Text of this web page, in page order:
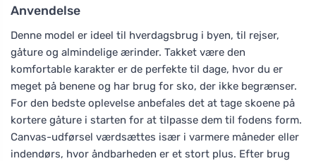
Anvendelse
Denne model er ideel til hverdagsbrug i byen, til rejser,
gåture og almindelige ærinder. Takket være den
komfortable karakter er de perfekte til dage, hvor du er
meget på benene og har brug for sko, der ikke begrænser.
For den bedste oplevelse anbefales det at tage skoene på
kortere gåture i starten for at tilpasse dem til fodens form.
Canvas-udførsel værdsættes især i varmere måneder eller
indendørs, hvor åndbarheden er et stort plus. Efter brug